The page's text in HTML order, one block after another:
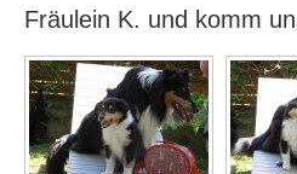
Fräulein K. und komm